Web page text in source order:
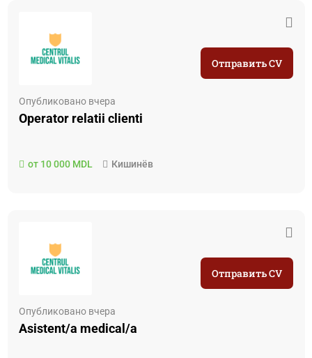
Опубликовано вчера
Operator relatii clienti
от 10 000 MDL Кишинёв
Отправить CV
Опубликовано вчера
Asistent/a medical/a
Отправить CV